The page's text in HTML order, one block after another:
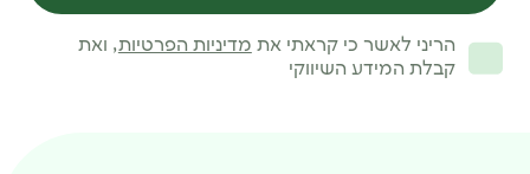
הריני לאשר כי קראתי את מדיניות הפרטיות, ואת
קבלת המידע השיווקי